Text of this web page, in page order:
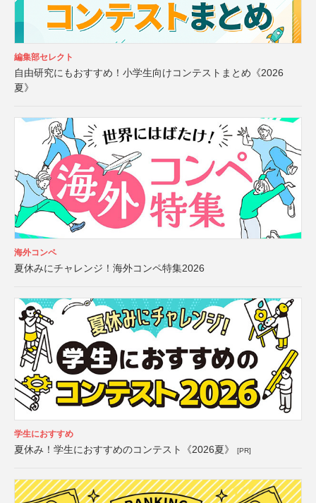
編集部セレクト
自由研究にもおすすめ！小学生向けコンテストまとめ《2026
夏》
海外コンペ
夏休みにチャレンジ！海外コンペ特集2026
学生におすすめ
夏休み！学生におすすめのコンテスト《2026夏》 [PR]